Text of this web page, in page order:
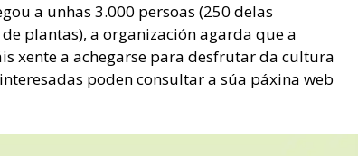
a unhas 3.000 persoas (250 delas
plantas), a organización agarda que a
xente a achegarse para desfrutar da cultura
poden consultar a súa páxina web